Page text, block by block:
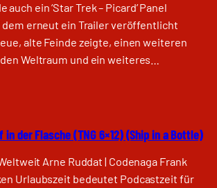
auch ein ‘Star Trek – Picard’ Panel
erneut ein Trailer veröffentlicht
alte Feinde zeigte, einen weiteren
Weltraum und ein weiteres…
in der Flasche (TNG 6×12) (Ship in a Bottle)
Arne Ruddat | Codenaga Frank
Urlaubszeit bedeutet Podcastzeit für